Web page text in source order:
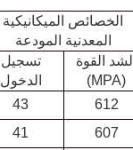
الخصائص الميكانيكية
المعدنية المودعة
الشد القوة
(MPA)
تسجيل
الدخول
612
43
607
41